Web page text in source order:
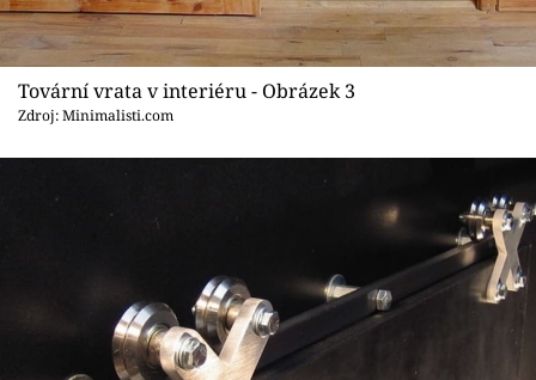
Tovární vrata v interiéru - Obrázek 3
Zdroj: Minimalisti.com